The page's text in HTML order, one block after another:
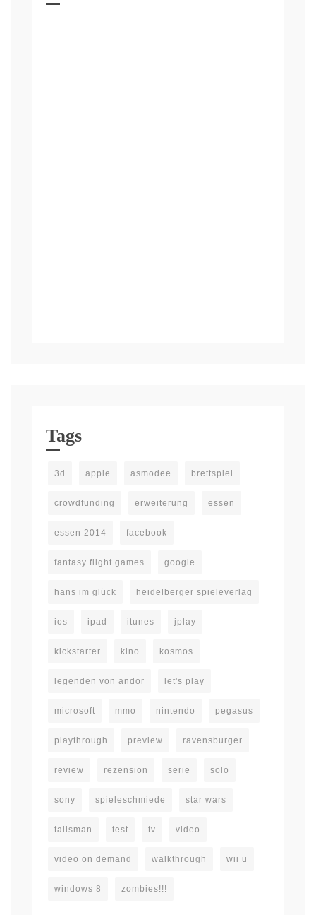
Tags
3d apple asmodee brettspiel
crowdfunding erweiterung essen
essen 2014 facebook
fantasy flight games google
hans im glück heidelberger spieleverlag
ios ipad itunes jplay
kickstarter kino kosmos
legenden von andor let's play
microsoft mmo nintendo pegasus
playthrough preview ravensburger
review rezension serie solo
sony spieleschmiede star wars
talisman test tv video
video on demand walkthrough wii u
windows 8 zombies!!!